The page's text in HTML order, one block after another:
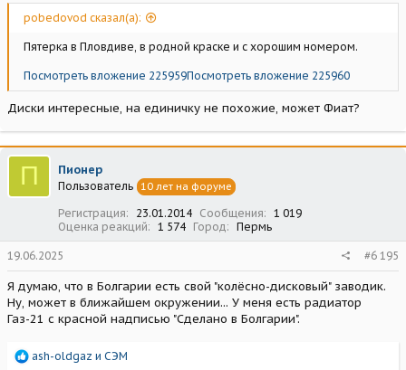
pobedovod сказал(а):
Пятерка в Пловдиве, в родной краске и с хорошим номером.
Посмотреть вложение 225959Посмотреть вложение 225960
Диски интересные, на единичку не похожие, может Фиат?
П Пионер
Пользователь 10 лет на форуме
Регистрация 23.01.2014 Сообщения
1 019
Оценка реакций
1 574 Город Пермь
19.06.2025 #6 195
Я думаю, что в Болгарии есть свой "колёсно-дисковый" заводик.
Ну, может в ближайшем окружении... У меня есть радиатор
Газ-21 с красной надписью "Сделано в Болгарии".
Р
ash-oldgaz и СЭМ